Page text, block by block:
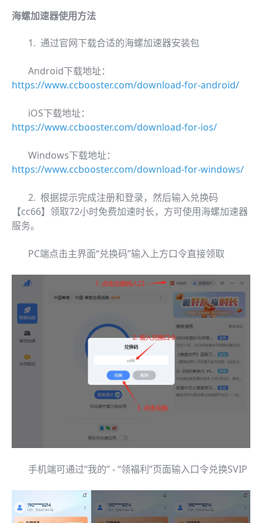
海螺加速器使用方法
1. 通过官网下载合适的海螺加速器安装包
Android下载地址：
https://www.ccbooster.com/download-for-android/
iOS下载地址：
https://www.ccbooster.com/download-for-ios/
Windows下载地址：
https://www.ccbooster.com/download-for-windows/
2. 根据提示完成注册和登录，然后输入兑换码
【cc66】领取72小时免费加速时长，方可使用海螺加速器
服务。
PC端点击主界面“兑换码”输入上方口令直接领取
手机端可通过“我的” - “领福利”页面输入口令兑换SVIP